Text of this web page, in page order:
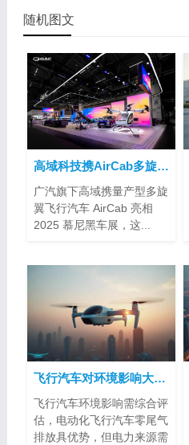
随机图文
高域科技携AirCab多旋翼飞行汽车亮相2025慕尼黑车展
广汽旗下高域携量产型多旋
翼飞行汽车 AirCab 亮相
2025 慕尼黑车展，这...
飞行汽车对环境影响大吗？
飞行汽车环境影响需综合评
估，电动化飞行汽车零尾气
排放具优势，但电力来源需